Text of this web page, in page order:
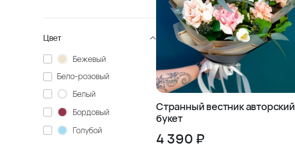
Цвет
Бежевый
Бело-розовый
Белый
Бордовый
Голубой
Странный вестник авторский
букет
4 390 ₽